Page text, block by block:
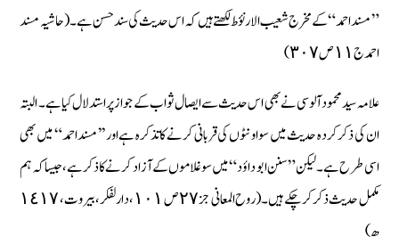
” مسند احمد “ کے مخرج شعیب الارنؤط لکھتے ہیں کہ اس حدیث کی سند حسن ہے۔ ( حاشیہ مسند
احمد ج ١١ ص ٣٠٧)
علامہ سید محمود آلوسی نے بھی اس حدیث سے ایصال ثواب کے جواز پر استدلال کیا ہے۔ البتہ
ان کی ذکر کردہ حدیث میں سو اونٹوں کی قربانی کرنے کا تذکرہ ہے اور ’ ’ مسنداحمد “ میں بھی
اسی طرح ہے۔ لیکن ” سنن ابو داؤد “ میں سو غلاموں کے آزاد کرنے کا ذکر ہے، جیسا کہ ہم
مکمل حدیث ذکر کرچکے ہیں۔ ( روح المعانی جز ٢٧ ص ١٠١، دارلفکر، بیروت، ١٤١٧
ھ)